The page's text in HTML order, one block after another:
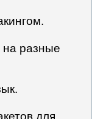
на разные
для